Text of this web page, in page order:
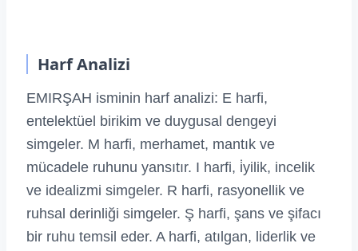
Harf Analizi
EMIRŞAH isminin harf analizi: E harfi,
entelektüel birikim ve duygusal dengeyi
simgeler. M harfi, merhamet, mantık ve
mücadele ruhunu yansıtır. I harfi, i̇yilik, incelik
ve idealizmi simgeler. R harfi, rasyonellik ve
ruhsal derinliği simgeler. Ş harfi, şans ve şifacı
bir ruhu temsil eder. A harfi, atılgan, liderlik ve